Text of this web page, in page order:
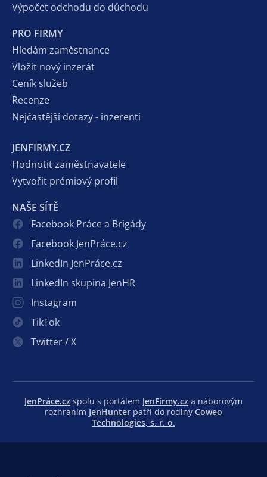
Výpočet odchodu do důchodu
PRO FIRMY
Hledám zaměstnance
Vložit nový inzerát
Ceník služeb
Recenze
Nejčastější dotazy - inzerenti
JENFIRMY.CZ
Hodnotit zaměstnavatele
Vytvořit prémiový profil
NAŠE SÍTĚ
Facebook Práce a Brigády
Facebook JenPráce.cz
LinkedIn JenPráce.cz
LinkedIn skupina JenHR
Instagram
TikTok
Twitter / X
JenPráce.cz spolu s portálem JenFirmy.cz a náborovým
rozhraním JenHunter patří do rodiny Coweo
Technologies, s. r. o.